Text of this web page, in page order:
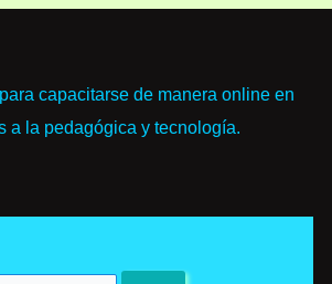
capacitarse de manera online en
a la pedagógica y tecnología.